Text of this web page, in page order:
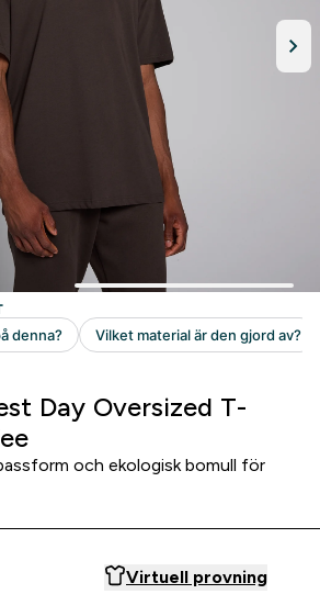
Day Oversized T-
och ekologisk bomull för
Virtuell provning